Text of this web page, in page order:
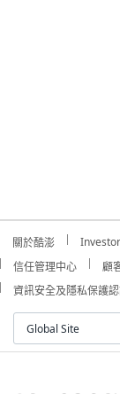
關於酷澎
信任管理中心
顧
資訊安全及隱私保護
Global Site